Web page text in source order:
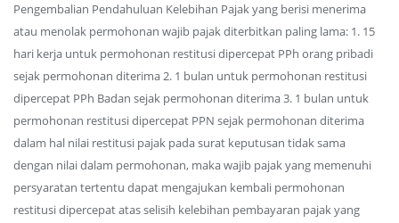
Pengembalian Pendahuluan Kelebihan Pajak yang berisi menerima
atau menolak permohonan wajib pajak diterbitkan paling lama: 1. 15
hari kerja untuk permohonan restitusi dipercepat PPh orang pribadi
sejak permohonan diterima 2. 1 bulan untuk permohonan restitusi
dipercepat PPh Badan sejak permohonan diterima 3. 1 bulan untuk
permohonan restitusi dipercepat PPN sejak permohonan diterima
dalam hal nilai restitusi pajak pada surat keputusan tidak sama
dengan nilai dalam permohonan, maka wajib pajak yang memenuhi
persyaratan tertentu dapat mengajukan kembali permohonan
restitusi dipercepat atas selisih kelebihan pembayaran pajak yang